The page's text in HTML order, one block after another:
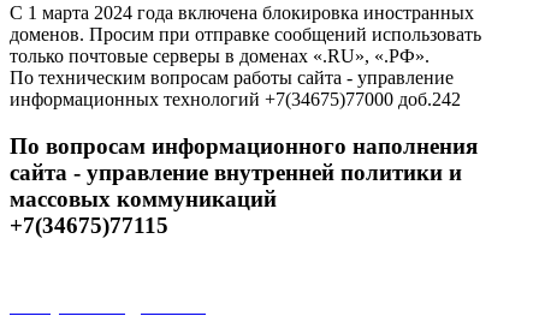
С 1 марта 2024 года включена блокировка иностранных
доменов. Просим при отправке сообщений использовать
только почтовые серверы в доменах «.RU», «.РФ».
По техническим вопросам работы сайта - управление
информационных технологий +7(34675)77000 доб.242
По вопросам информационного наполнения
сайта - управление внутренней политики и
массовых коммуникаций
+7(34675)77115